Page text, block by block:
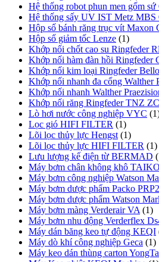
Hệ thống robot phun men gốm
Hệ thống sấy UV IST Metz MBS
Hộp số bánh răng trục vít Maxon
Hộp số giảm tốc Lenze (1)
Khớp nối chốt cao su Ringfeder
Khớp nối hàm đàn hồi Ringfeder
Khớp nối kim loại Ringfeder
Khớp nối nhanh đa cổng Walther
Khớp nối nhanh Walther
Khớp nối răng Ringfeder TNZ
Lò hơi nước công nghiệp VYC
Lọc gió HIFI FILTER (1)
Lõi lọc thủy lực Hengst (1)
Lõi lọc thủy lực HIFI FILTER (1)
Lưu lượng kế điện từ BERMAD
Máy bơm chân không khô TAIKO
Máy bơm công nghiệp Watson
Máy bơm dược phẩm Packo
Máy bơm dược phẩm Watson
Máy bơm màng Verderair VA (1)
Máy bơm nhu động Verderflex
Máy dán băng keo tự động KEQI
Máy dò khí công nghiệp Geca (1)
Máy keo dán thùng carton